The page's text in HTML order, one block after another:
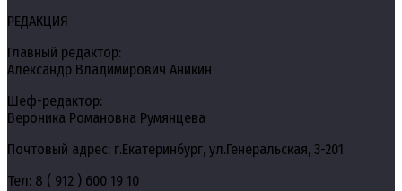
РЕДАКЦИЯ
Главный редактор:
Александр Владимирович Аникин
Шеф-редактор:
Вероника Романовна Румянцева
Почтовый адрес: г.Екатеринбург, ул.Генеральская, 3-201
Тел: 8 ( 912 ) 600 19 10